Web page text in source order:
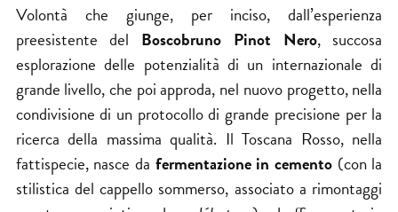
Volontà che giunge, per inciso, dall’esperienza
preesistente del Boscobruno Pinot Nero, succosa
esplorazione delle potenzialità di un internazionale di
grande livello, che poi approda, nel nuovo progetto, nella
condivisione di un protocollo di grande precisione per la
ricerca della massima qualità. Il Toscana Rosso, nella
fattispecie, nasce da fermentazione in cemento (con la
stilistica del cappello sommerso, associato a rimontaggi